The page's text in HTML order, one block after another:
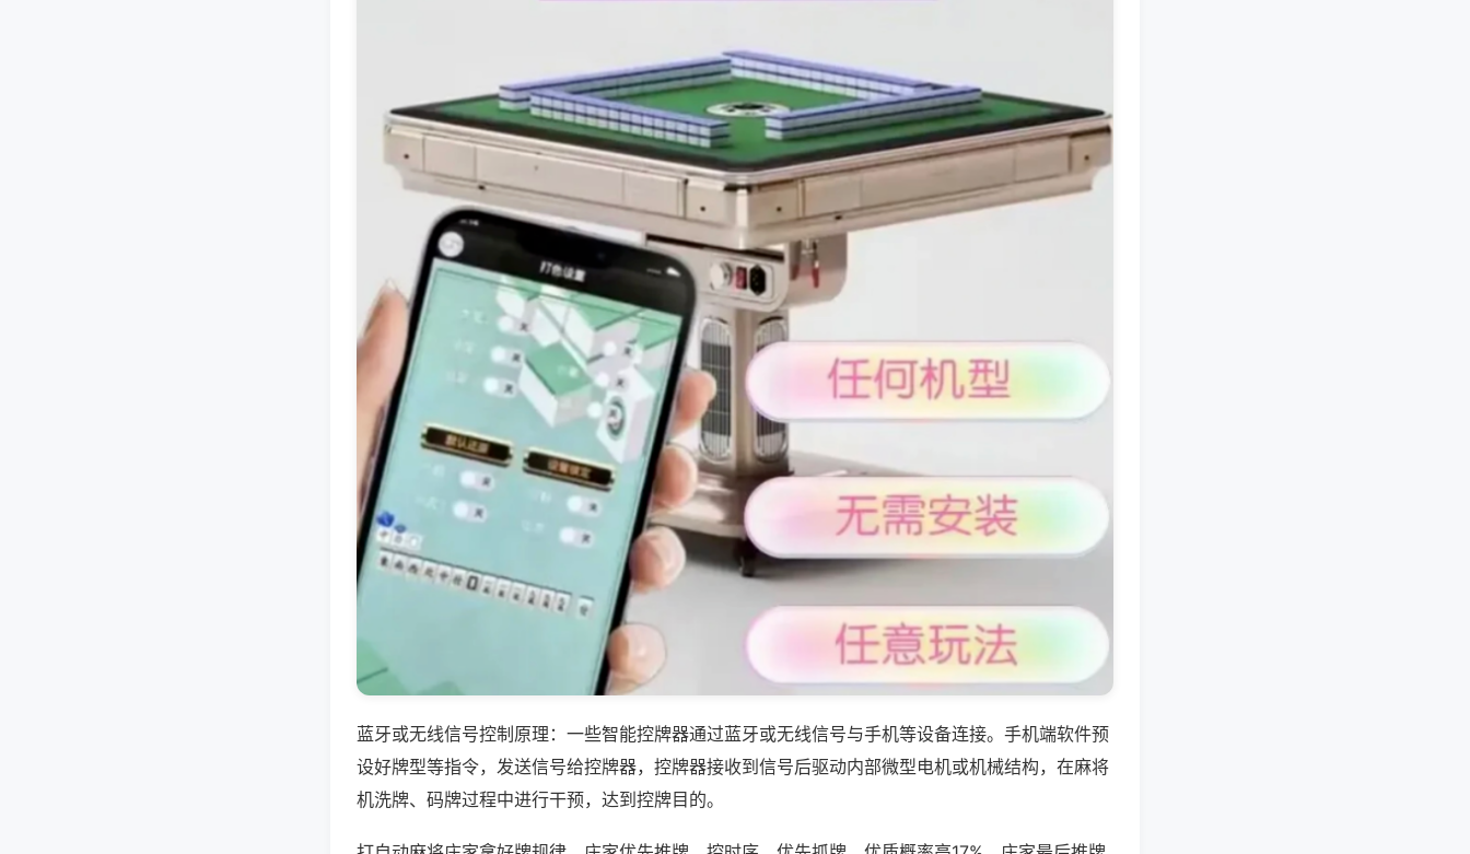
蓝牙或无线信号控制原理：一些智能控牌器通过蓝牙或无线信号与手机等设备连接。手机端软件预
设好牌型等指令，发送信号给控牌器，控牌器接收到信号后驱动内部微型电机或机械结构，在麻将
机洗牌、码牌过程中进行干预，达到控牌目的。